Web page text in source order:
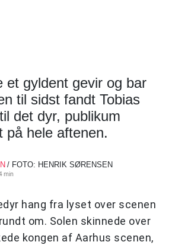
et gyldent gevir og bar
til sidst fandt Tobias
det dyr, publikum
på hele aftenen.
/ FOTO: HENRIK SØRENSEN
min
hang fra lyset over scenen
om. Solen skinnede over
kongen af Aarhus scenen,